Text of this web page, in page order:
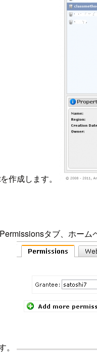
作成します。
タブ、ホー
。